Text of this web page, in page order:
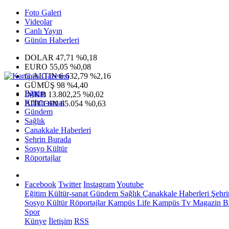
Foto Galeri
Videolar
Canlı Yayın
Günün Haberleri
DOLAR 47,71 %0,18
EURO 55,05 %0,08
G.ALTIN6.632,79 %2,16
GÜMÜŞ 98 %4,40
IMKB 13.802,25 %0,02
BITCOIN65.054 %0,63
Eğitim
Kültür-sanat
Gündem
Sağlık
Çanakkale Haberleri
Şehrin Burada
Sosyo Kültür
Röportajlar
Facebook Twitter InstagramYoutube
Eğitim Kültür-sanat Gündem Sağlık Çanakkale Haberleri
Sosyo KültürRöportajlarKampüs Life Kampüs Tv Magazin
Spor
Künye İletişim RSS